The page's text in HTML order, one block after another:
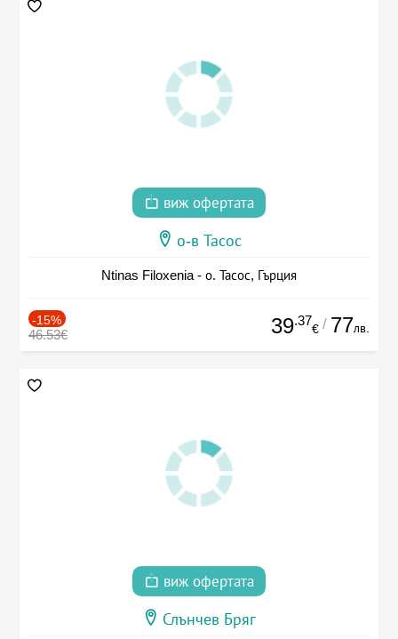
виж офертата
о-в Тасос
Ntinas Filoxenia - о. Тасос, Гърция
-15%
46.53€ 39.37
€ / 77лв.
виж офертата
Слънчев Бряг